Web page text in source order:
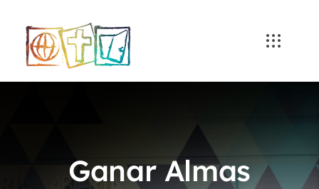
content
Ganar Almas